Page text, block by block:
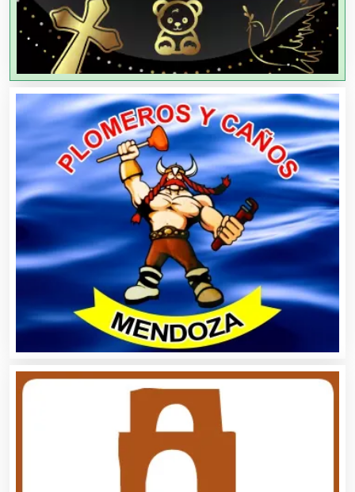
Agencias de Viajes
Agricultores
Agricultura y Ganadería
Agua Purificada
Aire Acondicionado
Alarmas
Albercas
Alimentos